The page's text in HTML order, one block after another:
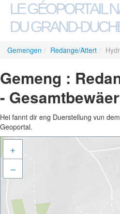
LE GÉOPORTAIL
DU GRAND-
Gemengen / Redange/Attert /
Gemeng :
-
Hei fannt dir eng Duerstellung vun
Geoportal.
+
–